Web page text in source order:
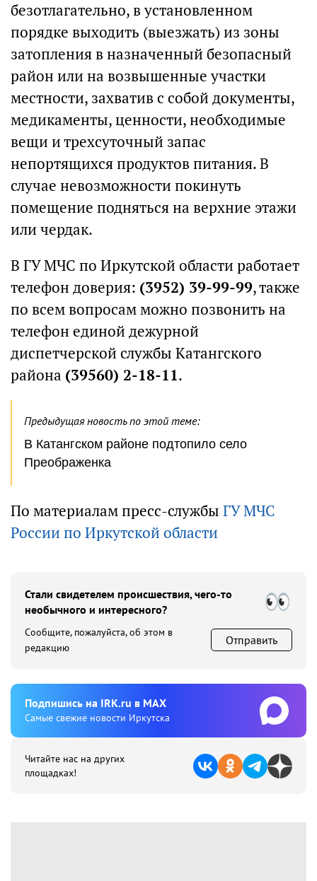
безотлагательно, в установленном
порядке выходить (выезжать) из зоны
затопления в назначенный безопасный
район или на возвышенные участки
местности, захватив с собой документы,
медикаменты, ценности, необходимые
вещи и трехсуточный запас
непортящихся продуктов питания. В
случае невозможности покинуть
помещение подняться на верхние этажи
или чердак.
В ГУ МЧС по Иркутской области работает
телефон доверия: (3952) 39-99-99, также
по всем вопросам можно позвонить на
телефон единой дежурной
диспетчерской службы Катангского
района (39560) 2-18-11.
Предыдущая новость по этой теме:
В Катангском районе подтопило село
Преображенка
По материалам пресс-службы ГУ МЧС
России по Иркутской области
Стали свидетелем происшествия, чего-то
необычного и интересного?
Сообщите, пожалуйста, об этом в
редакцию
Отправить
Подпишиcь на IRK.ru в MAX
Cамые свежие новости Иркутска
Читайте нас на других
площадках!